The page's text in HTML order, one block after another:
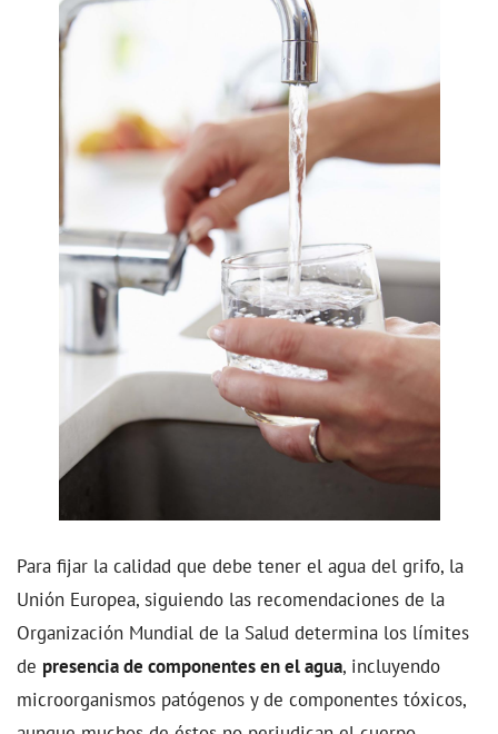
Para fijar la calidad que debe tener el agua del grifo, la
Unión Europea, siguiendo las recomendaciones de la
Organización Mundial de la Salud determina los límites
de presencia de componentes en el agua, incluyendo
microorganismos patógenos y de componentes tóxicos,